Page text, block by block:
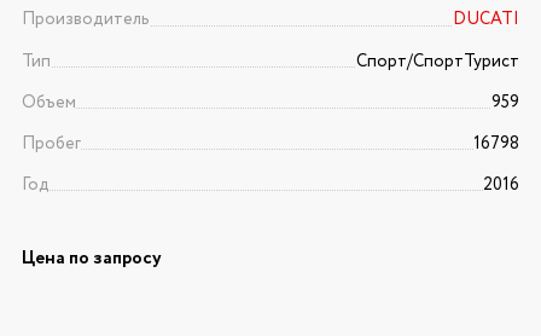
Производитель
DUCATI
Тип
Спорт/CпортТурист
Объем
959
Пробег
16798
Год
2016
Цена по запросу